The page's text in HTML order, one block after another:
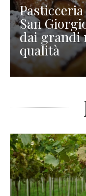
San
dai grandi
qualità